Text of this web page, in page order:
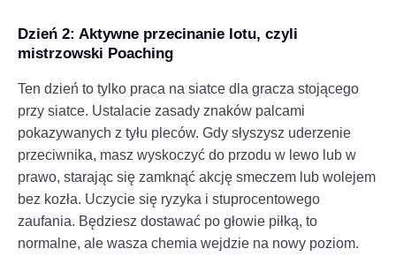
Dzień 2: Aktywne przecinanie lotu, czyli
mistrzowski Poaching
Ten dzień to tylko praca na siatce dla gracza stojącego
przy siatce. Ustalacie zasady znaków palcami
pokazywanych z tyłu pleców. Gdy słyszysz uderzenie
przeciwnika, masz wyskoczyć do przodu w lewo lub w
prawo, starając się zamknąć akcję smeczem lub wolejem
bez kozła. Uczycie się ryzyka i stuprocentowego
zaufania. Będziesz dostawać po głowie piłką, to
normalne, ale wasza chemia wejdzie na nowy poziom.